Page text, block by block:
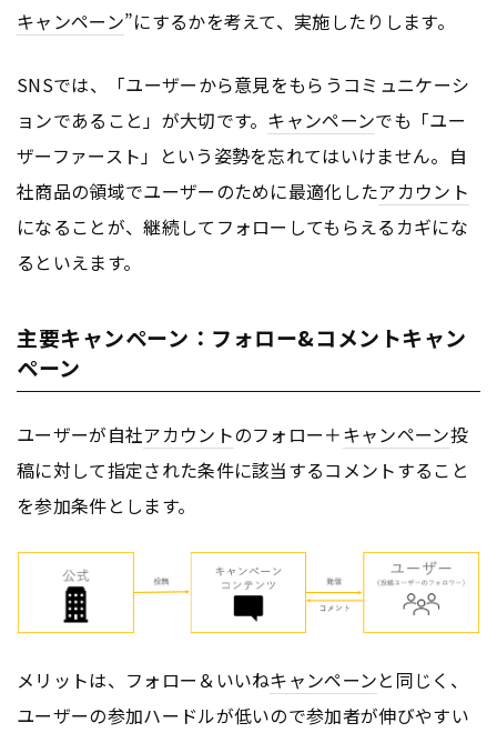
キャンペーン”にするかを考えて、実施したりします。
SNSでは、「ユーザーから意見をもらうコミュニケーシ
ョンであること」が大切です。 キャンペーンでも「ユー
ザーファースト」という姿勢を忘れてはいけません。自
社商品の領域でユーザーのために最適化したアカウント
になることが、継続してフォローしてもらえるカギにな
るといえます。
主要キャンペーン：フォロー&コメントキャン
ペーン
ユーザーが自社アカウントのフォロー＋キャンペーン投
稿に対して指定された条件に該当するコメントすること
を参加条件とします。
メリットは、フォロー＆いいねキャンペーンと同じく、
ユーザーの参加ハードルが低いので参加者が伸びやすい